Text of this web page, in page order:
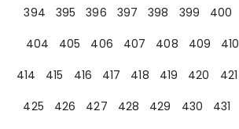
394
395 396 397 398 399 400
404
405 406 407 408 409 410
414
415 416 417 418 419 420 421
425
426 427 428 429 430 431